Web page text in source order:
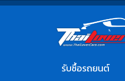
รับซื้อรถยนต์